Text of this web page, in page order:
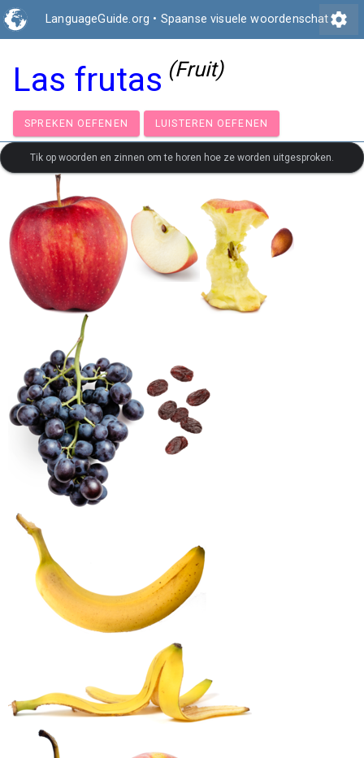
LanguageGuide.org • Spaanse visuele woordenschatsettings
Las frutas (Fruit)
SPREKEN OEFENEN LUISTEREN OEFENEN
Tik op woorden en zinnen om te horen hoe ze worden uitgesproken.